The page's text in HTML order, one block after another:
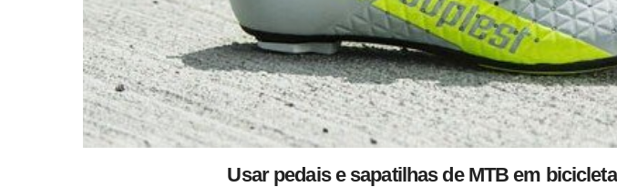
Usar pedais e sapatilhas de MTB em